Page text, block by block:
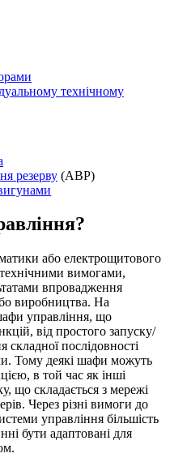
технічному
резерву (АВР)
або електрощитового
вимогами,
впровадження
виробництва. На
управління, що
від простого запуску/
послідовності
Тому деякі шафи можуть
в той час як інші
що складається з мережі
Через різні вимоги до
управління більшість
бути адаптовані для